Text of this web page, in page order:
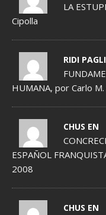
LA
Cipolla
RIDI
HUMANA, por Carlo M.
CHUS EN
ESPAÑOL
2008
CHUS EN